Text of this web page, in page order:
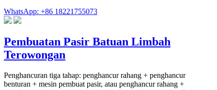
WhatsApp: +86 18221755073
Pembuatan Pasir Batuan Limbah
Terowongan
Penghancuran tiga tahap: penghancur rahang + penghancur
benturan + mesin pembuat pasir, atau penghancur rahang +